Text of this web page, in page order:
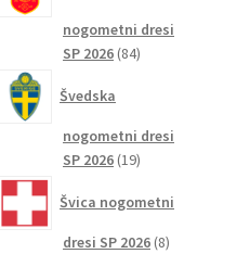
nogometni dresi
SP 2026 8484
Švedska
nogometni dresi
SP 2026 1919
Švica nogometni
dresi SP 2026 88